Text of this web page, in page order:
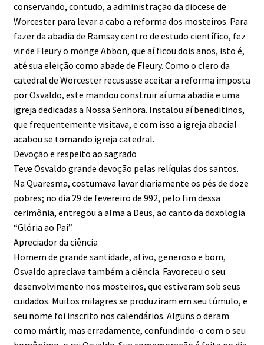
conservando, contudo, a administração da diocese de
Worcester para levar a cabo a reforma dos mosteiros. Para
fazer da abadia de Ramsay centro de estudo científico, fez
vir de Fleury o monge Abbon, que aí ficou dois anos, isto é,
até sua eleição como abade de Fleury. Como o clero da
catedral de Worcester recusasse aceitar a reforma imposta
por Osvaldo, este mandou construir aí uma abadia e uma
igreja dedicadas a Nossa Senhora. Instalou aí beneditinos,
que frequentemente visitava, e com isso a igreja abacial
acabou se tomando igreja catedral.
Devoção e respeito ao sagrado
Teve Osvaldo grande devoção pelas relíquias dos santos.
Na Quaresma, costumava lavar diariamente os pés de doze
pobres; no dia 29 de fevereiro de 992, pelo fim dessa
cerimônia, entregou a alma a Deus, ao canto da doxologia
“Glória ao Pai”.
Apreciador da ciência
Homem de grande santidade, ativo, generoso e bom,
Osvaldo apreciava também a ciência. Favoreceu o seu
desenvolvimento nos mosteiros, que estiveram sob seus
cuidados. Muitos milagres se produziram em seu túmulo, e
seu nome foi inscrito nos calendários. Alguns o deram
como mártir, mas erradamente, confundindo-o com o seu